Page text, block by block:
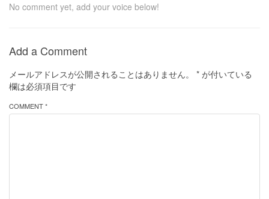
No comment yet, add your voice below!
Add a Comment
メールアドレスが公開されることはありません。 * が付いている
欄は必須項目です
COMMENT *